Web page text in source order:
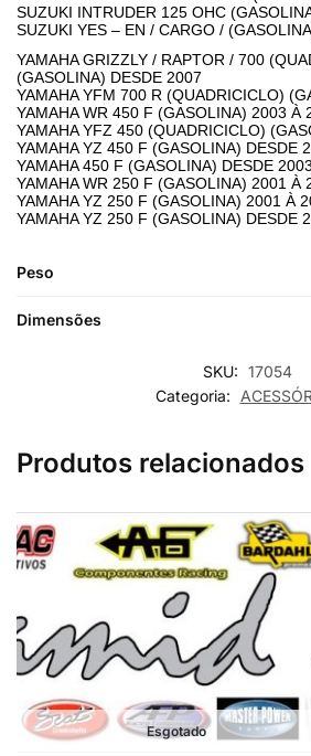
SUZUKI INTRUDER 125 OHC
SUZUKI YES – EN / CARGO /
YAMAHA GRIZZLY / RAPTOR / 700
(GASOLINA) DESDE 2007
YAMAHA YFM 700 R (QUADRICICLO)
YAMAHA WR 450 F (GASOLINA) 2003 À
YAMAHA YFZ 450 (QUADRICICLO)
YAMAHA YZ 450 F (GASOLINA) DESDE
YAMAHA 450 F (GASOLINA) DESDE 2003
YAMAHA WR 250 F (GASOLINA) 2001 À
YAMAHA YZ 250 F (GASOLINA) 2001 À
YAMAHA YZ 250 F (GASOLINA) DESDE
Peso
Dimensões
SKU: 17054
Categoria:
Produtos relacionados
Esgotado